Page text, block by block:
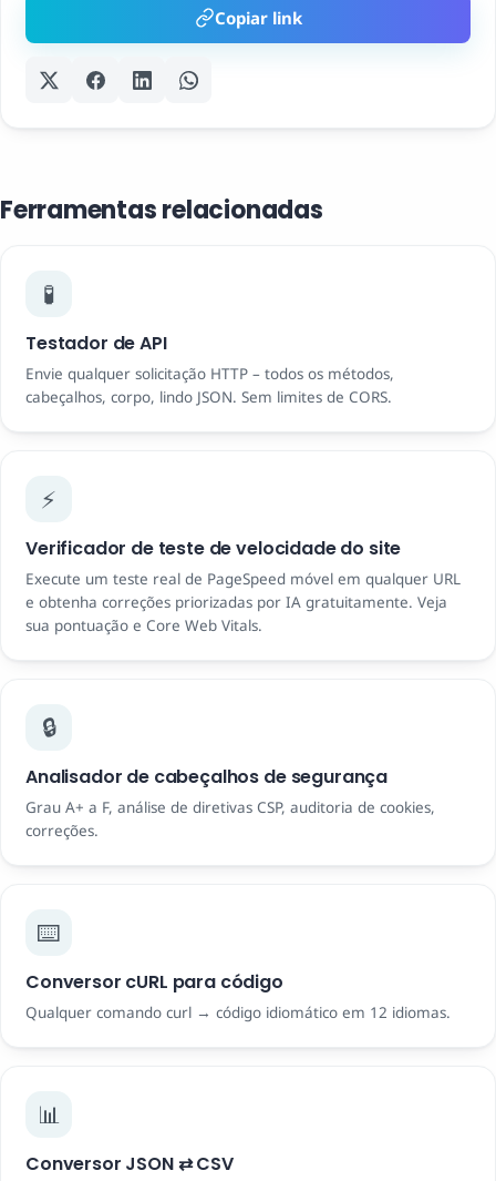
Copiar link
Ferramentas relacionadas
🧪
Testador de API
Envie qualquer solicitação HTTP – todos os métodos,
cabeçalhos, corpo, lindo JSON. Sem limites de CORS.
⚡
Verificador de teste de velocidade do site
Execute um teste real de PageSpeed ​​móvel em qualquer URL
e obtenha correções priorizadas por IA gratuitamente. Veja
sua pontuação e Core Web Vitals.
🔒
Analisador de cabeçalhos de segurança
Grau A+ a F, análise de diretivas CSP, auditoria de cookies,
correções.
⌨️
Conversor cURL para código
Qualquer comando curl → código idiomático em 12 idiomas.
📊
Conversor JSON ⇄ CSV